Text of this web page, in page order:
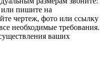
или пишите на
чертеж, фото или ссылку
необходимые требования.
ваших